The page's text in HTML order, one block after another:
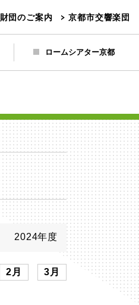
財団のご案内 京都市交響楽団
ロームシアター京都
2024年度
2月 3月